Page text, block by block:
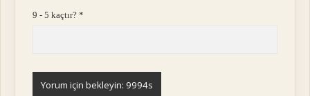
9 - 5 kaçtır?*